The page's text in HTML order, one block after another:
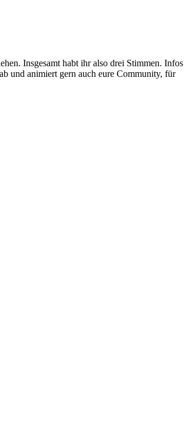
Insgesamt habt ihr also drei Stimmen. Infos
und animiert gern auch eure Community, für